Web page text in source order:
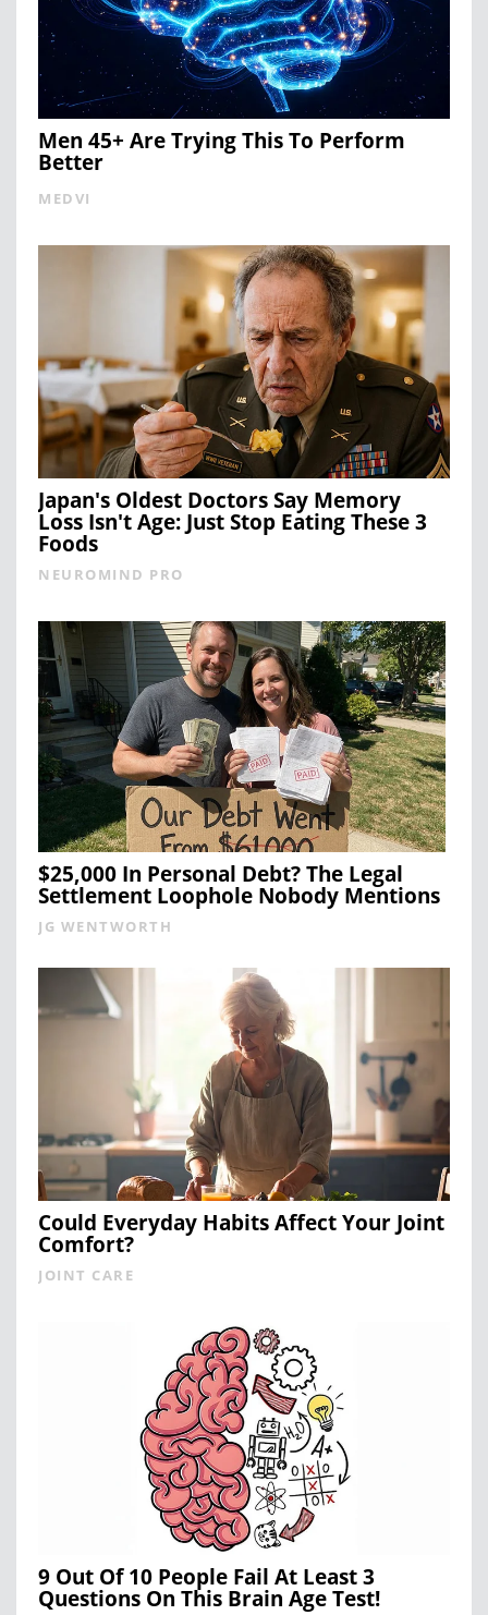
Men 45+ Are Trying This To Perform
Better
MEDVI
Japan's Oldest Doctors Say Memory
Loss Isn't Age: Just Stop Eating These 3
Foods
NEUROMIND PRO
$25,000 In Personal Debt? The Legal
Settlement Loophole Nobody Mentions
JG WENTWORTH
Could Everyday Habits Affect Your Joint
Comfort?
JOINT CARE
9 Out Of 10 People Fail At Least 3
Questions On This Brain Age Test!